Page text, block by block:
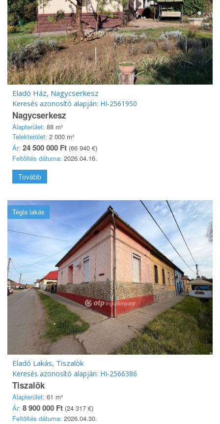
Eladó Ház, Nagycserkesz
Keresés azonosító alapján: HI-2561950
Nagycserkesz
Alapterület: 88 m²
Telekterület: 2 000 m²
Ár: 24 500 000 Ft (66 940 €)
Feltöltés dátuma: 2026.04.16.
Tovább
Tégla lakás
Eladó Lakás, Tiszalök
Keresés azonosító alapján: HI-2566386
Tiszalök
Alapterület: 61 m²
Ár: 8 900 000 Ft (24 317 €)
Feltöltés dátuma: 2026.04.30.